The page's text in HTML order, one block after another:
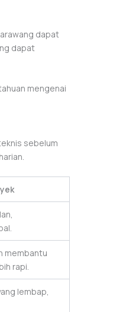
dapat
dapat
mengenai
sebelum
membantu
rapi.
lembap,